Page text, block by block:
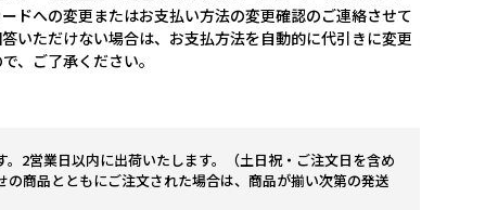
ドへの変更またはお支払い方法の変更確認のご連絡させて
いただけない場合は、お支払方法を自動的に代引きに変更
、ご了承ください。
。2営業日以内に出荷いたします。（土日祝・ご注文日を含め
の商品とともにご注文された場合は、商品が揃い次第の発送